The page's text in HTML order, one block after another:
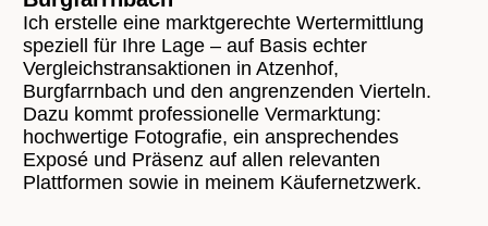
Ich erstelle eine marktgerechte Wertermittlung
speziell für Ihre Lage – auf Basis echter
Vergleichstransaktionen in Atzenhof,
Burgfarrnbach und den angrenzenden Vierteln.
Dazu kommt professionelle Vermarktung:
hochwertige Fotografie, ein ansprechendes
Exposé und Präsenz auf allen relevanten
Plattformen sowie in meinem Käufernetzwerk.